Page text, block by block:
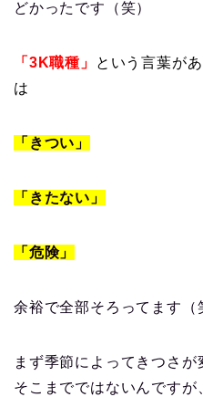
どかったです（笑）
「3K職種」
という言葉が
は
「きつい」
「きたない」
「危険」
余裕で全部そろってます（
まず季節によってきつさ
そこまでではないんですが